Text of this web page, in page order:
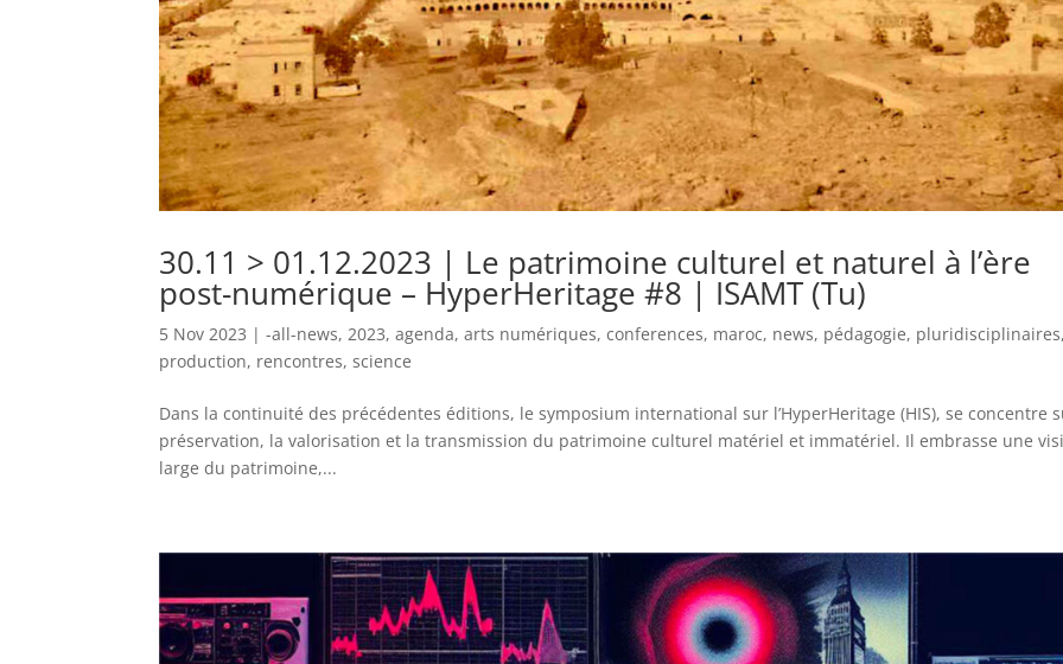
30.11 > 01.12.2023 | Le patrimoine culturel et naturel à l’ère
post-numérique – HyperHeritage #8 | ISAMT (Tu)
5 Nov 2023 |-all-news,2023,agenda,arts numériques,conferences, maroc, news, pédagogie, pluridisciplinaires
production, rencontres,science
Dans la continuité des précédentes éditions, le symposium international sur l’HyperHeritage (HIS), se concentre
préservation, la valorisation et la transmission du patrimoine culturel matériel et immatériel. Il embrasse une
large du patrimoine,...